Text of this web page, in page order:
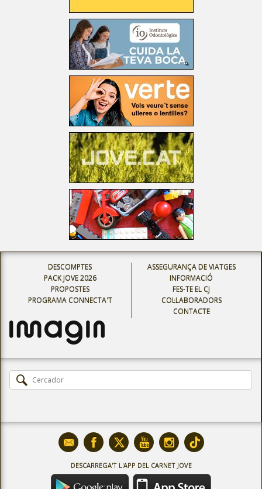
DESCOMPTES
PACK JOVE 2026
PROPOSTES
PROGRAMA CONNECTA'T
ASSEGURANÇA DE VIATGES
INFORMACIÓ
FES-TE EL CJ
COL·LABORADORS
CONTACTE
DESCARREGA'T L'APP DEL CARNET JOVE